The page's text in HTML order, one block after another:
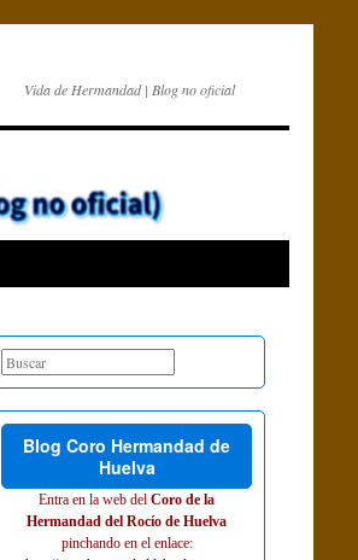
Vida de Hermandad | Blog no oficial
Blog Coro Hermandad de
Huelva
Entra en la web del Coro de la
Hermandad del Rocío de Huelva
pinchando en el enlace: